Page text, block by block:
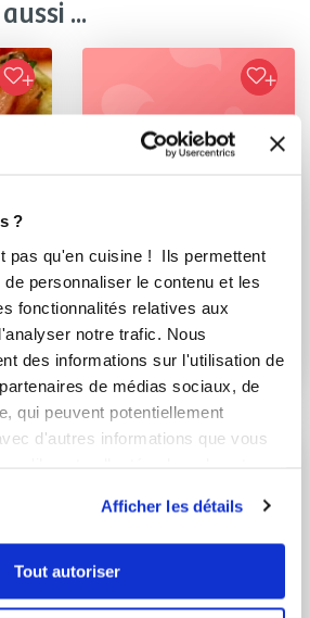
?
pas qu'en cuisine ! Ils permettent
personnaliser le contenu et les
fonctionnalités relatives aux
notre trafic. Nous
des informations sur l'utilisation de
de médias sociaux, de
qui peuvent potentiellement
d'autres informations que vous
Afficher les détails
Tout autoriser
...
galina gasnier
Conseillère Guy Demarle
Triangles d'asperges
vertes au parmesan: